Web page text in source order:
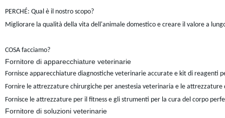
PERCHÉ: Qual è il nostro scopo?
Migliorare la qualità della vita dell'animale domestico e creare il valore a
COSA facciamo?
Fornitore di apparecchiature veterinarie
Fornisce apparecchiature diagnostiche veterinarie accurate e kit di reagenti
Fornire le attrezzature chirurgiche per anestesia veterinaria e le
Fornisce le attrezzature per il fitness e gli strumenti per la cura del corpo
Fornitore di soluzioni veterinarie